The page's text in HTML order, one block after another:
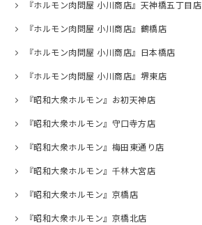
『ホルモン肉問屋 小川商店』天神橋五丁目店
『ホルモン肉問屋 小川商店』鶴橋店
『ホルモン肉問屋 小川商店』日本橋店
『ホルモン肉問屋 小川商店』堺東店
『昭和大衆ホルモン』お初天神店
『昭和大衆ホルモン』守口寺方店
『昭和大衆ホルモン』梅田東通り店
『昭和大衆ホルモン』千林大宮店
『昭和大衆ホルモン』京橋店
『昭和大衆ホルモン』京橋北店